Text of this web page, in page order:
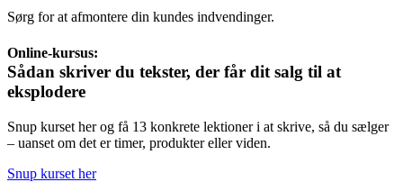
Sørg for at afmontere din kundes indvendinger.
Online-kursus:
Sådan skriver du tekster, der får dit salg til at
eksplodere
Snup kurset her og få 13 konkrete lektioner i at skrive, så du sælger
– uanset om det er timer, produkter eller viden.
Snup kurset her